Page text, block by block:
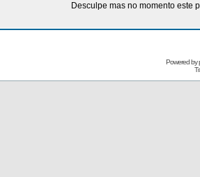
Desculpe mas no momento este
Powered by